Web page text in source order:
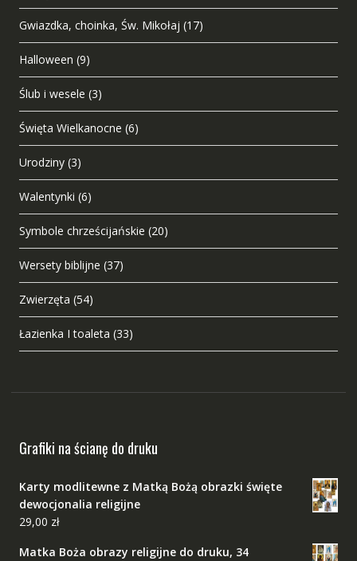
Gwiazdka, choinka, Św. Mikołaj (17)
Halloween (9)
Ślub i wesele (3)
Święta Wielkanocne (6)
Urodziny (3)
Walentynki (6)
Symbole chrześcijańskie (20)
Wersety biblijne (37)
Zwierzęta (54)
Łazienka I toaleta (33)
Grafiki na ścianę do druku
Karty modlitewne z Matką Bożą obrazki święte
dewocjonalia religijne
29,00 zł
Matka Boża obrazy religijne do druku, 34